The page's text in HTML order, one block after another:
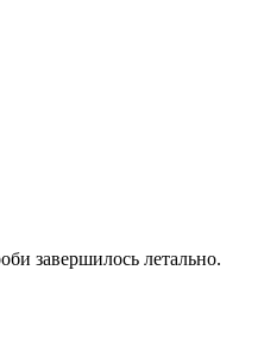
завершилось летально.